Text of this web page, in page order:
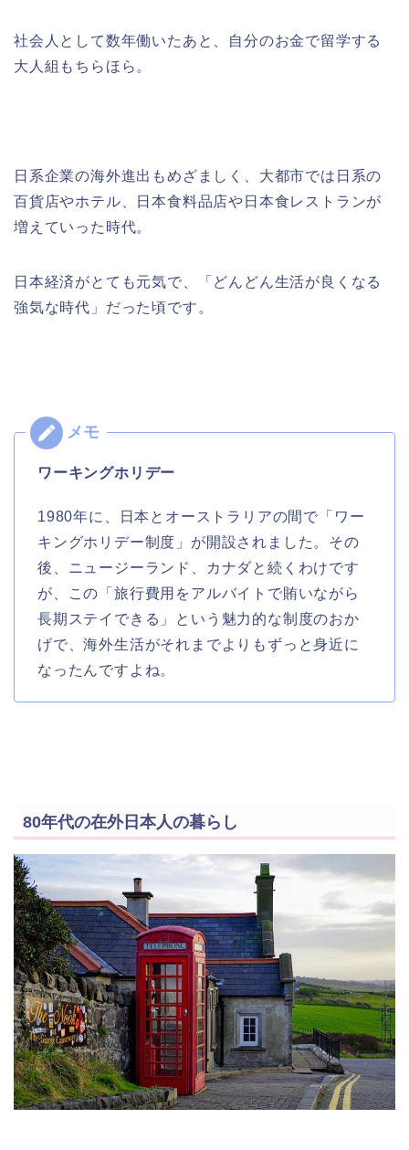
社会人として数年働いたあと、自分のお金で留学する
大人組もちらほら。
日系企業の海外進出もめざましく、大都市では日系の
百貨店やホテル、日本食料品店や日本食レストランが
増えていった時代。
日本経済がとても元気で、「どんどん生活が良くなる
強気な時代」だった頃です。
ワーキングホリデー
1980年に、日本とオーストラリアの間で「ワー
キングホリデー制度」が開設されました。その
後、ニュージーランド、カナダと続くわけです
が、この「旅行費用をアルバイトで賄いながら
長期ステイできる」という魅力的な制度のおか
げで、海外生活がそれまでよりもずっと身近に
なったんですよね。
80年代の在外日本人の暮らし